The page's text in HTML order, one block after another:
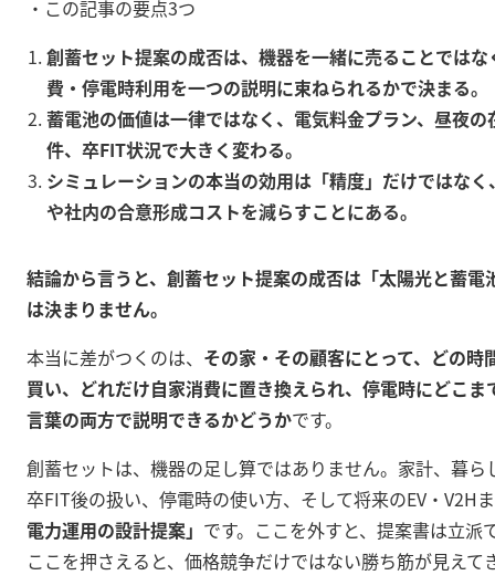
・この記事の要点3つ
創蓄セット提案の成否は、機器を一緒に売ることでは
費・停電時利用を一つの説明に束ねられるかで決まる。
蓄電池の価値は一律ではなく、電気料金プラン、昼夜の
件、卒FIT状況で大きく変わる。
シミュレーションの本当の効用は「精度」だけではな
や社内の合意形成コストを減らすことにある。
結論から言うと、創蓄セット提案の成否は「太陽光と蓄電
は決まりません。
本当に差がつくのは、 その家・その顧客にとって、どの時
買い、どれだけ自家消費に置き換えられ、停電時にどこ
言葉の両方で説明できるかどうかです。
創蓄セットは、機器の足し算ではありません。家計、暮ら
卒FIT後の扱い、停電時の使い方、そして将来のEV・V2H
電力運用の設計提案」 です。ここを外すと、提案書は立派
ここを押さえると、価格競争だけではない勝ち筋が見えて